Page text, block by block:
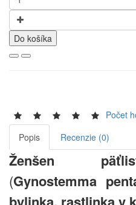
Do košíka
Počet
Popis
Recenzie (0)
Ženšen p
(Gynostemma